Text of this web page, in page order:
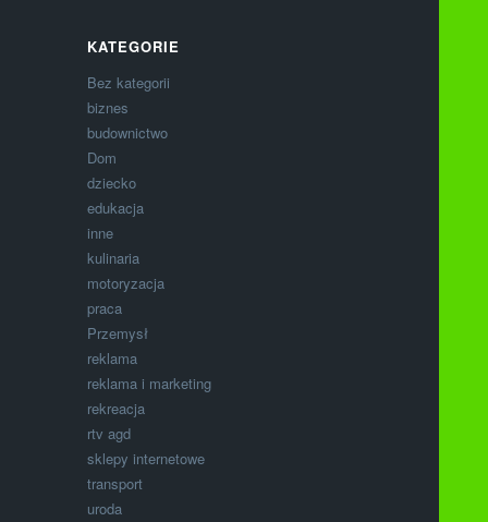
KATEGORIE
Bez kategorii
biznes
budownictwo
Dom
dziecko
edukacja
inne
kulinaria
motoryzacja
praca
Przemysł
reklama
reklama i marketing
rekreacja
rtv agd
sklepy internetowe
transport
uroda